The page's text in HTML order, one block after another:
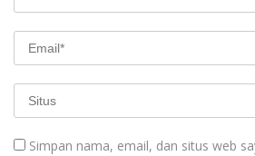
Simpan nama, email, dan situs web